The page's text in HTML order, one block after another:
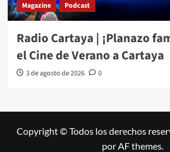
Magazine Podcast
Radio Cartaya | ¡Planazo
el Cine de Verano a Cartaya
3 de agosto de 2026 0
Copyright © Todos los derechos
por AF themes.